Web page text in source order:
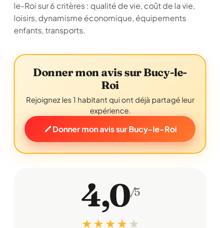
le-Roi sur 6 critères : qualité de vie, coût de la vie,
loisirs, dynamisme économique, équipements
enfants, transports.
Donner mon avis sur Bucy-le-
Roi
Rejoignez les 1 habitant qui ont déjà partagé leur
expérience.
Donner mon avis sur Bucy-le-Roi
4,0/5
★ ★ ★ ★ ★